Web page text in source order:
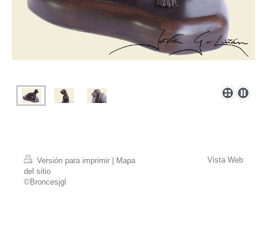
Versión para imprimir
Mapa
del sitio
©Broncesjgl
Vista Web